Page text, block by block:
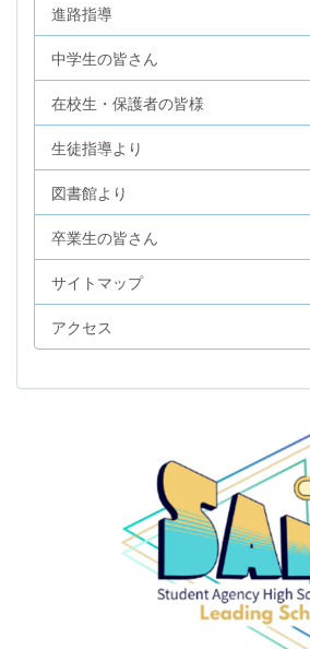
進路指導
中学生の皆さん
在校生・保護者の皆様
生徒指導より
図書館より
卒業生の皆さん
サイトマップ
アクセス